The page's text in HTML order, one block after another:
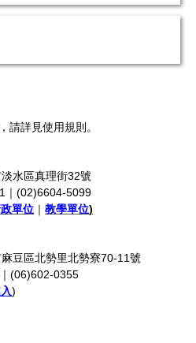
請詳見使用規則。
水區真理街32號
｜(02)6604-5099
單位 ｜ 教學單位)
豆區北勢里北勢寮70-11號
(06)602-0355
)